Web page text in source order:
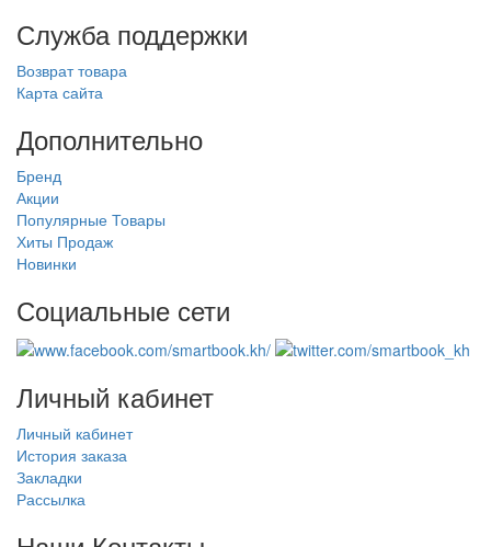
Служба поддержки
Возврат товара
Карта сайта
Дополнительно
Бренд
Акции
Популярные Товары
Хиты Продаж
Новинки
Социальные сети
Личный кабинет
Личный кабинет
История заказа
Закладки
Рассылка